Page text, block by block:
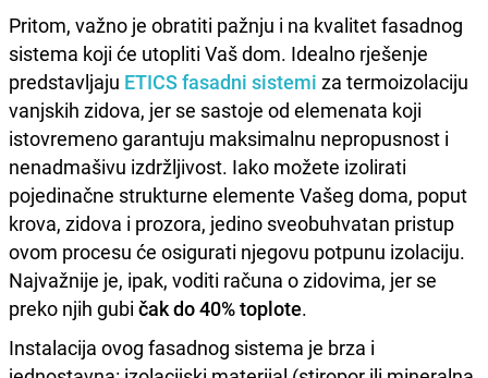
Pritom, važno je obratiti pažnju i na kvalitet fasadnog
sistema koji će utopliti Vaš dom. Idealno rješenje
predstavljaju ETICS fasadni sistemi za termoizolaciju
vanjskih zidova, jer se sastoje od elemenata koji
istovremeno garantuju maksimalnu nepropusnost i
nenadmašivu izdržljivost. Iako možete izolirati
pojedinačne strukturne elemente Vašeg doma, poput
krova, zidova i prozora, jedino sveobuhvatan pristup
ovom procesu će osigurati njegovu potpunu izolaciju.
Najvažnije je, ipak, voditi računa o zidovima, jer se
preko njih gubi čak do 40% toplote.
Instalacija ovog fasadnog sistema je brza i